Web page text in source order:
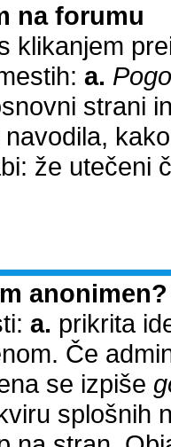
na forumu
klikanjem
a.
strani
že utečeni
anonimen?
a. prikrita
Če
se izpiše
splošnih